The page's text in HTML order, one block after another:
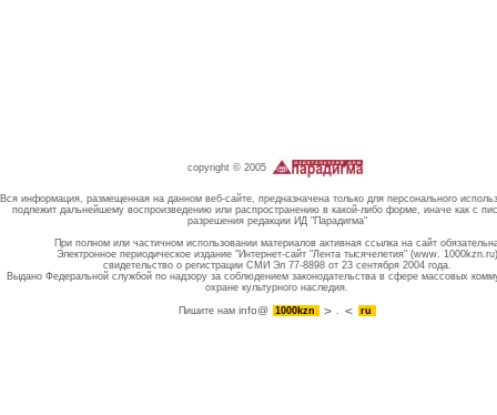
copyright © 2005
Вся информация, размещенная на данном веб-сайте, предназначена только для персонального
подлежит дальнейшему воспроизведению или распространению в какой-либо форме, иначе как с
разрешения редакции ИД "Парадигма"
При полном или частичном использовании материалов активная ссылка на сайт
Электронное периодическое издание "Интернет-сайт "Лента тысячелетия" (www. 1000kzn.ru)
свидетельство о регистрации СМИ Эл 77-8898 от 23 сентября 2004 года.
Выдано Федеральной службой по надзору за соблюдением законодательства в сфере массовых
охране культурного наследия.
Пишите намinfo@ 1000kzn . ru